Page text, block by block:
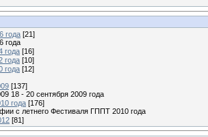
года [21]
года
года [16]
года [10]
года [12]
[137]
18 - 20 сентября 2009 года
года [176]
с летнего Фестиваля ГППТ 2010 года
[81]